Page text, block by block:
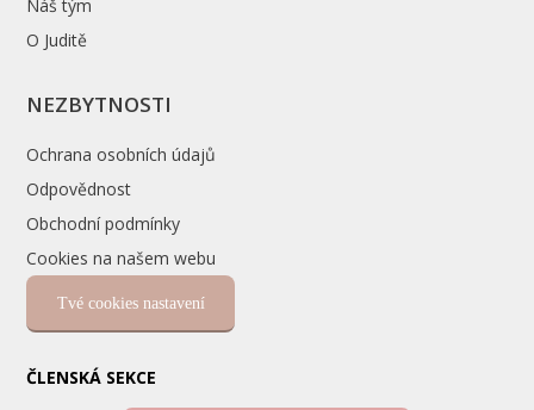
Náš tým
O Juditě
NEZBYTNOSTI
Ochrana osobních údajů
Odpovědnost
Obchodní podmínky
Cookies na našem webu
Tvé cookies nastavení
ČLENSKÁ SEKCE